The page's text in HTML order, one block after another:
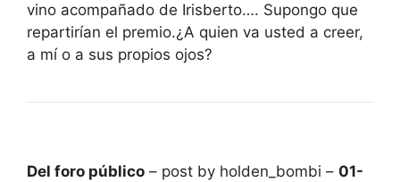
vino acompañado de Irisberto…. Supongo que
repartirían el premio.¿A quien va usted a creer,
a mí o a sus propios ojos?
Del foro público – post by holden_bombi – 01-